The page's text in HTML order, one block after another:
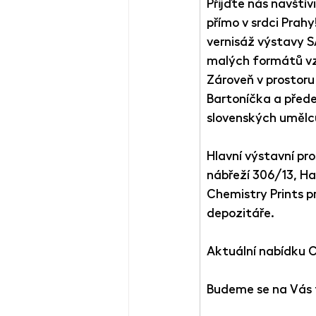
přímo v srdci
vernisáž výstavy
malých formátů
Zároveň v
Bartoníčka a
slovenských
Hlavní výstavní
nábřeží 306/13,
Chemistry Prints
depozitáře.
Aktuální nabídku
Budeme se na